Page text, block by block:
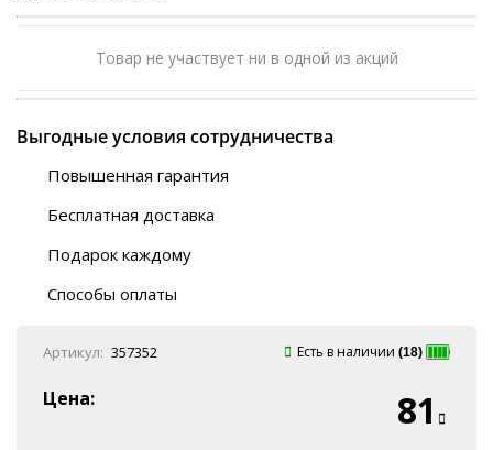
Товар не участвует ни в одной из акций
Выгодные условия сотрудничества
Повышенная гарантия
Бесплатная доставка
Автобусы (по ЮФО)
“BlaBlaCar” (по ЮФО)
Подарок каждому
Способы оплаты
Наличные
Эквайринг
Артикул: 357352 Есть в наличии (18)
Цена: 81